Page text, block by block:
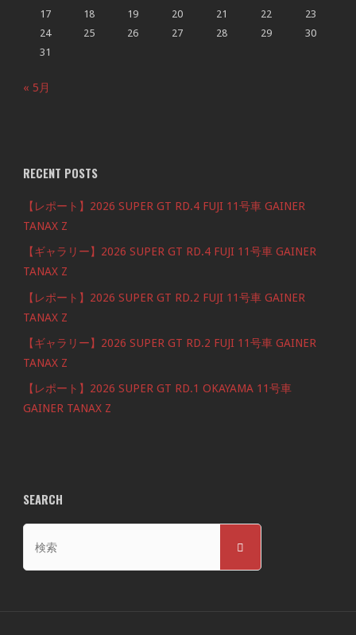
17
18 19 20 21 22
23
24
25 26 27 28 29
30
31
« 5月
RECENT POSTS
【レポート】2026 SUPER GT RD.4 FUJI 11号車 GAINER
TANAX Z
【ギャラリー】2026 SUPER GT RD.4 FUJI 11号車 GAINER
TANAX Z
【レポート】2026 SUPER GT RD.2 FUJI 11号車 GAINER
TANAX Z
【ギャラリー】2026 SUPER GT RD.2 FUJI 11号車 GAINER
TANAX Z
【レポート】2026 SUPER GT RD.1 OKAYAMA 11号車
GAINER TANAX Z
SEARCH
対
検